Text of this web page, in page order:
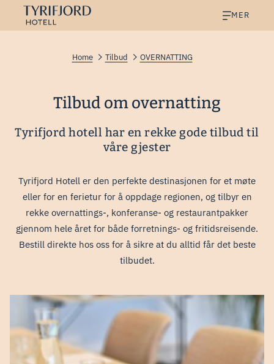
MER
Home Tilbud OVERNATTING
Tilbud om overnatting
Tyrifjord hotell har en rekke gode tilbud til
våre gjester
Tyrifjord Hotell er den perfekte destinasjonen for et møte
eller for en ferietur for å oppdage regionen, og tilbyr en
rekke overnattings-, konferanse- og restaurantpakker
gjennom hele året for både forretnings- og fritidsreisende.
Bestill direkte hos oss for å sikre at du alltid får det beste
tilbudet.